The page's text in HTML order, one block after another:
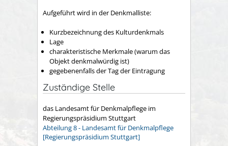
Aufgeführt wird in der Denkmalliste:
Kurzbezeichnung des Kulturdenkmals
Lage
charakteristische Merkmale (warum das
Objekt denkmalwürdig ist)
gegebenenfalls der Tag der Eintragung
Zuständige Stelle
das Landesamt für Denkmalpflege im
Regierungspräsidium Stuttgart
Abteilung 8 - Landesamt für Denkmalpflege
[Regierungspräsidium Stuttgart]